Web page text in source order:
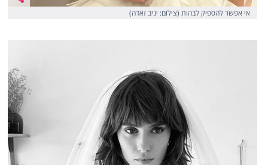
אי אפשר להספיק לבהות (צילום: יניב זאדה)